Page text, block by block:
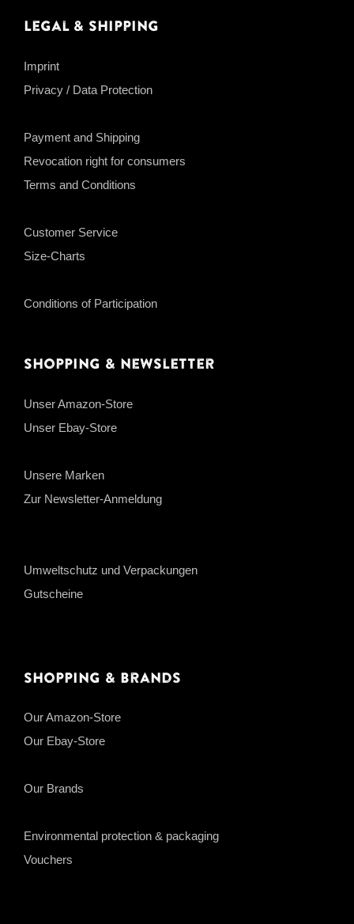
Legal & Shipping
Imprint
Privacy / Data Protection
Payment and Shipping
Revocation right for consumers
Terms and Conditions
Customer Service
Size-Charts
Conditions of Participation
Shopping & Newsletter
Unser Amazon-Store
Unser Ebay-Store
Unsere Marken
Zur Newsletter-Anmeldung
Umweltschutz und Verpackungen
Gutscheine
Shopping & Brands
Our Amazon-Store
Our Ebay-Store
Our Brands
Environmental protection & packaging
Vouchers